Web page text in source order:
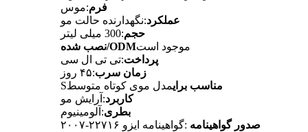
فرم:موس
عملکرد:نگهدارنده حالت مو
حجم:300 میلی لیتر
نصب شده/ODMموجود است
پرداخت:تی تی ال سی
زمان سرب:۴۵ روز
S
مناسب برایمدل موی کوتاه متوسط
کاربرد:آرایش مو
بطری:آلومینیوم
صدور گواهینامه :گواهینامه ایزو ۲۲۷۱۶-۲۰۰۷